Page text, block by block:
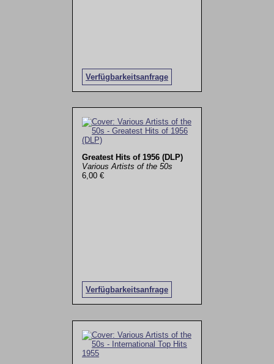
Verfügbarkeitsanfrage
Greatest Hits of 1956 (DLP)
Various Artists of the 50s
6,00 €
Verfügbarkeitsanfrage